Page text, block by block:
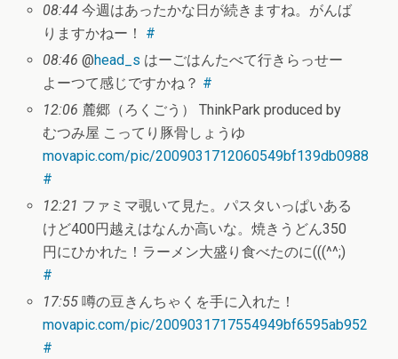
08:44 今週はあったかな日が続きますね。がんば
りますかねー！ #
08:46 @head_s はーごはんたべて行きらっせー
よーつて感じですかね？ #
12:06 麓郷（ろくごう） ThinkPark produced by
むつみ屋 こってり豚骨しょうゆ
movapic.com/pic/2009031712060549bf139db0988
#
12:21 ファミマ覗いて見た。パスタいっぱいある
けど400円越えはなんか高いな。焼きうどん350
円にひかれた！ラーメン大盛り食べたのに(((^^;)
#
17:55 噂の豆きんちゃくを手に入れた！
movapic.com/pic/2009031717554949bf6595ab952
#